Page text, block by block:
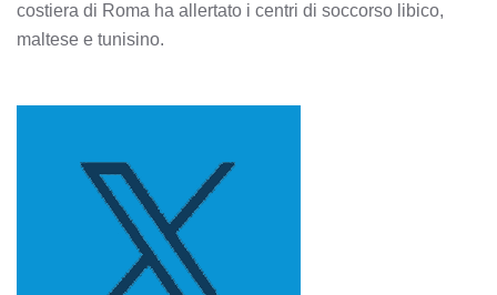
costiera di Roma ha allertato i centri di soccorso libico,
maltese e tunisino.